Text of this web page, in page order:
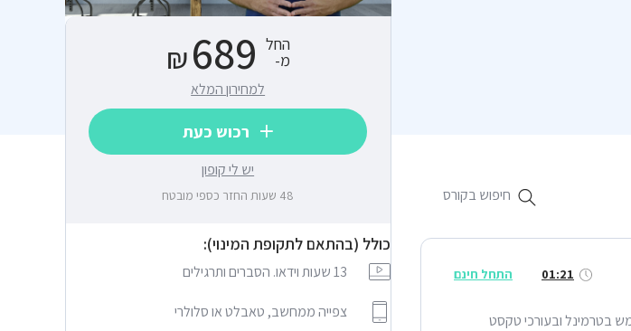
01:21 התחל חינם
בטרמינל ובעורכי טקסט
החל
מ- 689
₪
למחירון המלא
רכוש כעת
יש לי קופון
48 שעות החזר כספי מובטח
כולל (בהתאם לתקופת המינוי):
13 שעות וידאו. הסברים ותרגילים
צפייה ממחשב, טאבלט או סלולרי